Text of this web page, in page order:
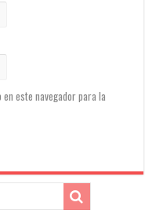
este navegador para la